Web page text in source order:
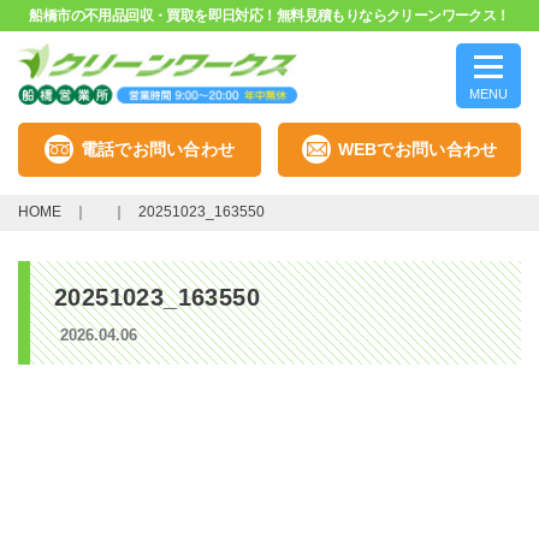
船橋市の不用品回収・買取を即日対応！無料見積もりならクリーンワークス！
MENU
電話でお問い合わせ WEBでお問い合わせ
HOME 20251023_163550
20251023_163550
2026.04.06